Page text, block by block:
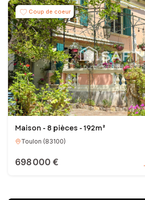
Coup de coeur
Maison - 8 pièces - 192m²
Toulon (83100)
698 000 €